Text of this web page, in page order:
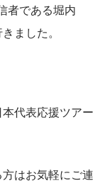
者である堀内
ました。
代表応援ツアー
はお気軽にご連